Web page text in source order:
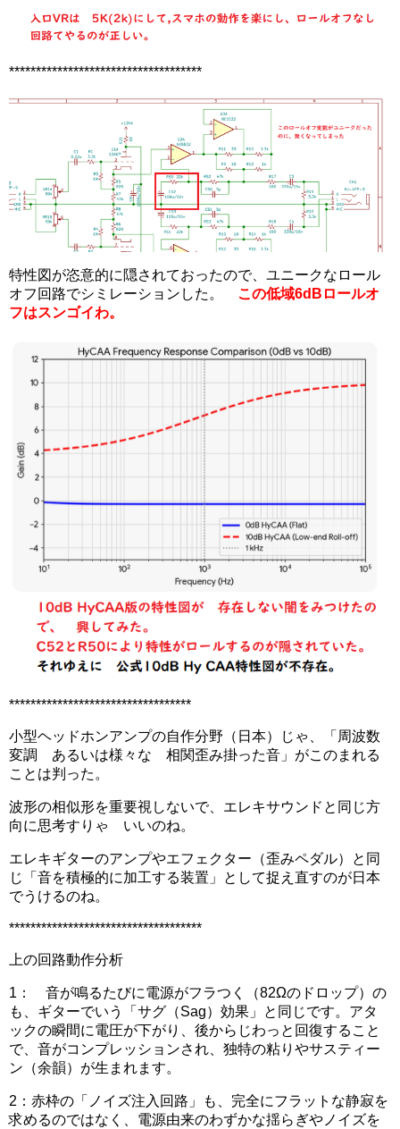
************************************
特性図が恣意的に隠されておったので、ユニークなロール
オフ回路でシミレーションした。 この低域6dBロールオ
フはスンゴイわ。
**********************************
小型ヘッドホンアンプの自作分野（日本）じゃ、「周波数
変調 あるいは様々な 相関歪み掛った音」がこのまれる
ことは判った。
波形の相似形を重要視しないで、エレキサウンドと同じ方
向に思考すりゃ いいのね。
エレキギターのアンプやエフェクター（歪みペダル）と同
じ「音を積極的に加工する装置」
として捉え直すのが日本
でうけるのね。
************************************
上の回路動作分析
1： 音が鳴るたびに電源がフラつく（82Ωのドロップ）の
も、ギターでいう「サグ（Sag）効果」と同じです。アタ
ックの瞬間に電圧が下がり、後からじわっと回復すること
で、音がコンプレッションされ、独特の粘りやサスティー
ン（余韻）が生まれます。
2： 赤枠の「ノイズ注入回路」も、完全にフラットな静寂を
求めるのではなく、電源由来のわずかな揺らぎやノイズを